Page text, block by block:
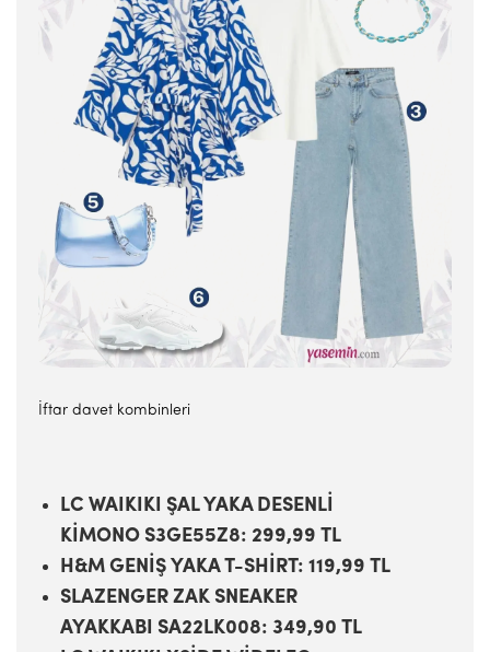
İftar davet kombinleri
LC WAIKIKI ŞAL YAKA DESENLİ
KİMONO S3GE55Z8: 299,99 TL
H&M GENİŞ YAKA T-SHİRT: 119,99 TL
SLAZENGER ZAK SNEAKER
AYAKKABI SA22LK008: 349,90 TL